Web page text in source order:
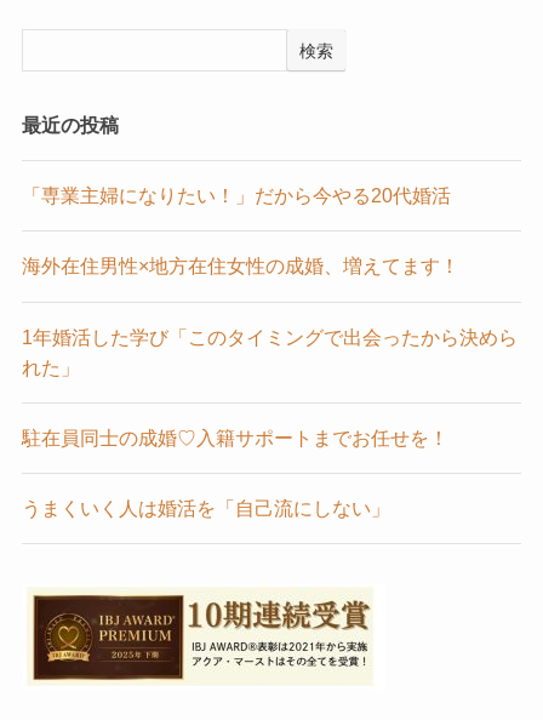
検索
最近の投稿
「専業主婦になりたい！」だから今やる20代婚活
海外在住男性×地方在住女性の成婚、増えてます！
1年婚活した学び「このタイミングで出会ったから決めら
れた」
駐在員同士の成婚♡入籍サポートまでお任せを！
うまくいく人は婚活を「自己流にしない」